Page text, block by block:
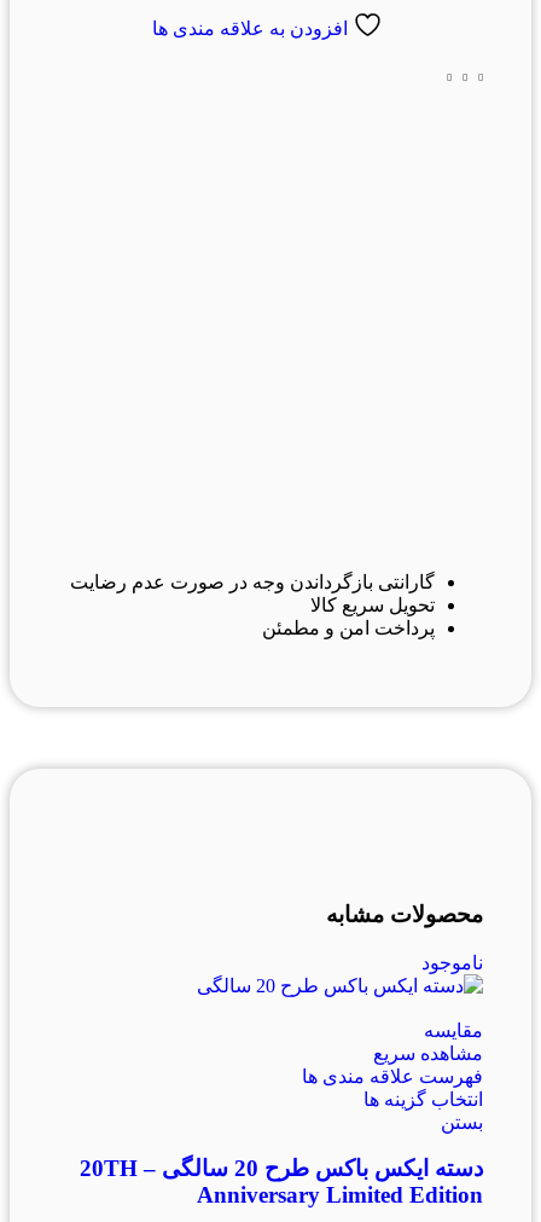
افزودن به علاقه مندی ها
گارانتی بازگرداندن وجه در صورت عدم رضایت
تحویل سریع کالا
پرداخت امن و مطمئن
محصولات مشابه
ناموجود
مقایسه
مشاهده سریع
فهرست علاقه مندی ها
انتخاب گزینه ها
بستن
دسته ایکس باکس طرح 20 سالگی – 20TH
Anniversary Limited Edition